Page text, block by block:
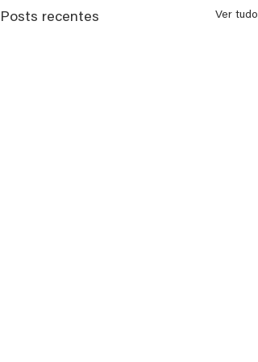
Posts recentes Ver tudo